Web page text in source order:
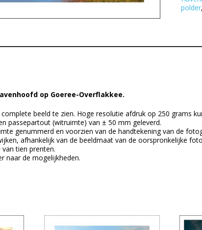
polder,
op Goeree-Overflakkee.
beeld te zien. Hoge resolutie afdruk op 250 grams
passepartout (witruimte) van ± 50 mm geleverd.
genummerd en voorzien van de handtekening van de
afhankelijk van de beeldmaat van de oorspronkelijke
tien prenten.
naar de mogelijkheden.